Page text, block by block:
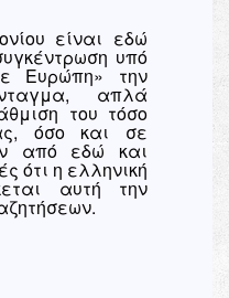
είναι εδώ
υπό
Ευρώπη» την
απλά
του τόσο
όσο και σε
από εδώ και
ότι η ελληνική
αυτή την